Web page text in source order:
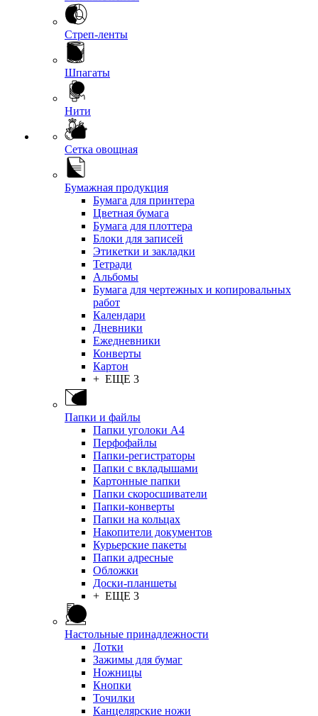
Стреп-ленты
Шпагаты
Нити
Сетка овощная
Бумажная продукция
Бумага для принтера
Цветная бумага
Бумага для плоттера
Блоки для записей
Этикетки и закладки
Тетради
Альбомы
Бумага для чертежных и копировальных
работ
Календари
Дневники
Ежедневники
Конверты
Картон
+ ЕЩЕ 3
Папки и файлы
Папки уголоки А4
Перфофайлы
Папки-регистраторы
Папки с вкладышами
Картонные папки
Папки скоросшиватели
Папки-конверты
Папки на кольцах
Накопители документов
Курьерские пакеты
Папки адресные
Обложки
Доски-планшеты
+ ЕЩЕ 3
Настольные принадлежности
Лотки
Зажимы для бумаг
Ножницы
Кнопки
Точилки
Канцелярские ножи